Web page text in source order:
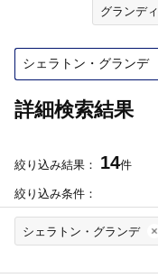
グランディ
詳細検索結果
絞り込み結果： 14件
絞り込み条件：
シェラトン・グランデ